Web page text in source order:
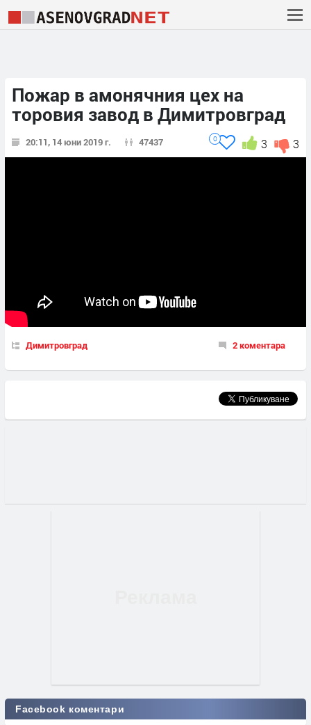
Пожар в амонячния цех на
торовия завод в Димитровград
20:11, 14 юни 2019 г. 47437 3
3
0
Димитровград 2 коментара
Facebook коментари